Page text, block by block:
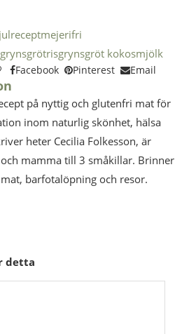
julreceptmejerifri
risgrynsgröt kokosmjölk
Facebook Pinterest Email
på nyttig och glutenfri mat för
inom naturlig skönhet, hälsa
heter Cecilia Folkesson, är
mamma till 3 småkillar. Brinner
barfotalöpning och resor.
detta